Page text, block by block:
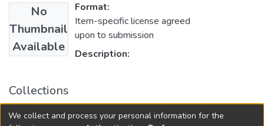
No
Thumbnail
Available
Format:
Item-specific license agreed
upon to submission
Description:
Collections
Навчально-методичний комплекс дисциплін кафедри
We collect and process your personal information for the